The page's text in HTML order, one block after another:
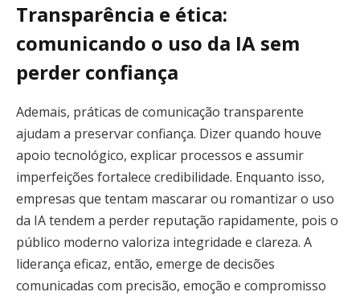
​​Transparência e ética:
comunicando o uso da IA sem
perder confiança
Ademais, práticas de comunicação transparente
ajudam a preservar confiança. Dizer quando houve
apoio tecnológico, explicar processos e assumir
imperfeições fortalece credibilidade. Enquanto isso,
empresas que tentam mascarar ou romantizar o uso
da IA tendem a perder reputação rapidamente, pois o
público moderno valoriza integridade e clareza. A
liderança eficaz, então, emerge de decisões
comunicadas com precisão, emoção e compromisso